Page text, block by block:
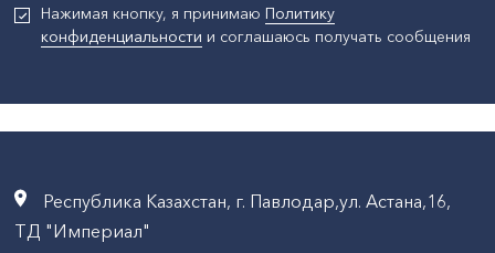
Нажимая кнопку, я принимаю Политику
конфиденциальности и соглашаюсь получать сообщения
Республика Казахстан, г. Павлодар,ул. Астана,16,
ТД "Империал"